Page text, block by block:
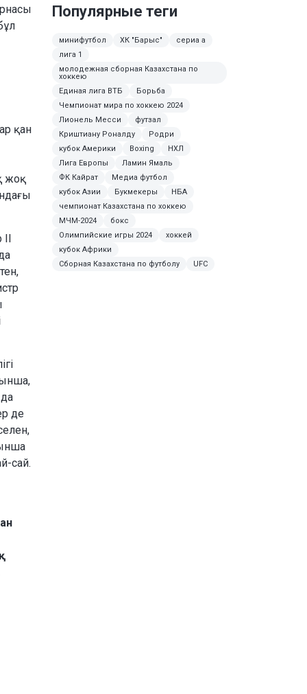
қан
жоқ
де
сай.
Популярные теги
минифутбол ХК "Барыс"
сериа а
лига 1
молодежная сборная Казахстана по
хоккею
Единая лига ВТБ
Борьба
Чемпионат мира по хоккею 2024
Лионель Месси
футзал
Криштиану Роналду
Родри
кубок Америки
Boxing
НХЛ
Лига Европы
Ламин Ямаль
ФК Кайрат
Медиа футбол
кубок Азии
Букмекеры
НБА
чемпионат Казахстана по хоккею
МЧМ-2024
бокс
Олимпийские игры 2024
хоккей
кубок Африки
Сборная Казахстана по футболу
UFC